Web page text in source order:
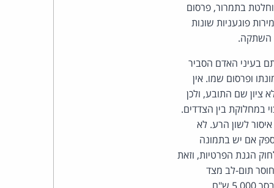
בתמרור, פרסום
פוגעניות שונות
השתקה.
בעיני האדם הסביר
ופרסום שמו. אין
ציון שם התובע, ולכן
בין הצדדים.
לשון הרע. לא
אם יש בתמונה
בעת מילוי דו"ח תנועה כדי להשפיל או לבזות את התובע כאמור בסעיף 2(4) לחוק הגנת הפרטיות, וזאת
תום-לב מצד